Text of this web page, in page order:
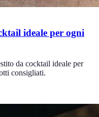
ideale per ogni
da cocktail ideale per
consigliati.